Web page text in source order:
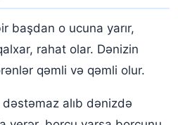
başdan o ucuna yarır,
rahat olar. Dənizin
qəmli və qəmli olur.
alıb dənizdə